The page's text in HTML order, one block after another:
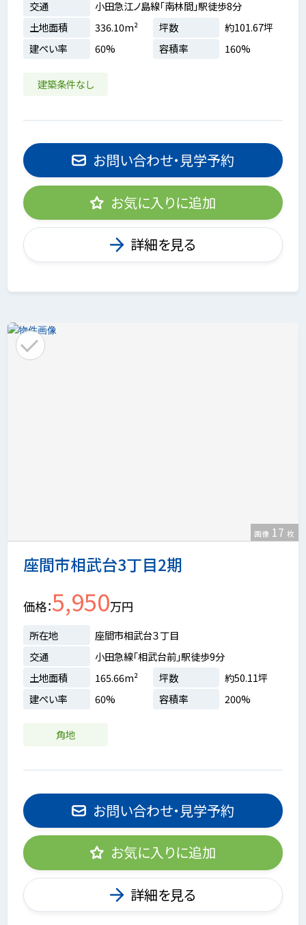
交通
小田急江ノ島線「南林間」駅徒歩8分
土地面積
336.10m² 坪数
約101.67坪
建ぺい率
60% 容積率 160%
建築条件なし
お問い合わせ・見学予約
お気に入りに追加
詳細を見る
座間市相武台3丁目2期
画像 17 枚
価格 5,950万円
所在地
座間市相武台３丁目
交通
小田急線「相武台前」駅徒歩9分
土地面積
165.66m² 坪数
約50.11坪
建ぺい率
60% 容積率 200%
角地
お問い合わせ・見学予約
お気に入りに追加
詳細を見る